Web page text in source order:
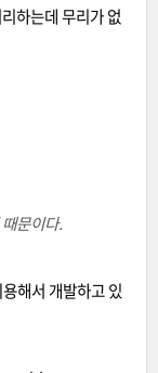
하는데 무리가 없
문이다.
해서 개발하고 있